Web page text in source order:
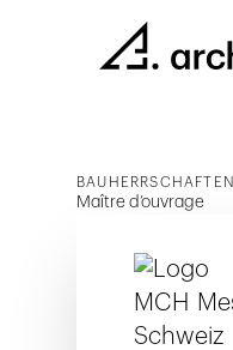
BAUHERRSCHAFTEN
Maître d’ouvrage